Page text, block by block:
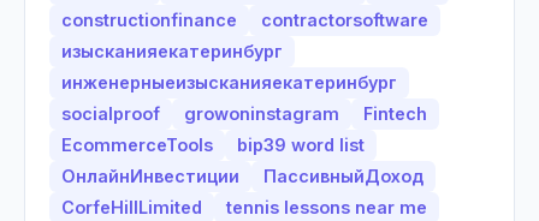
constructionfinance
contractorsoftware
изысканияекатеринбург
инженерныеизысканияекатеринбург
socialproof
growoninstagram
Fintech
EcommerceTools
bip39 word list
ОнлайнИнвестиции
ПассивныйДоход
CorfeHillLimited
tennis lessons near me